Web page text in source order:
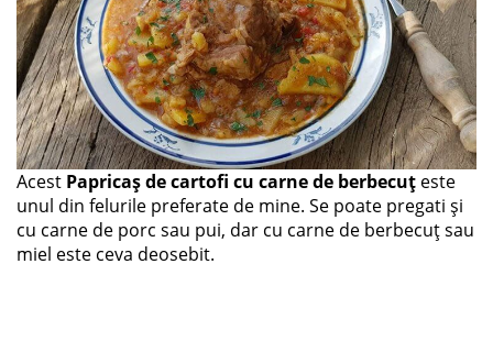
Acest Papricaș de cartofi cu carne de berbecuț este
unul din felurile preferate de mine. Se poate pregati și
cu carne de porc sau pui, dar cu carne de berbecuț sau
miel este ceva deosebit.